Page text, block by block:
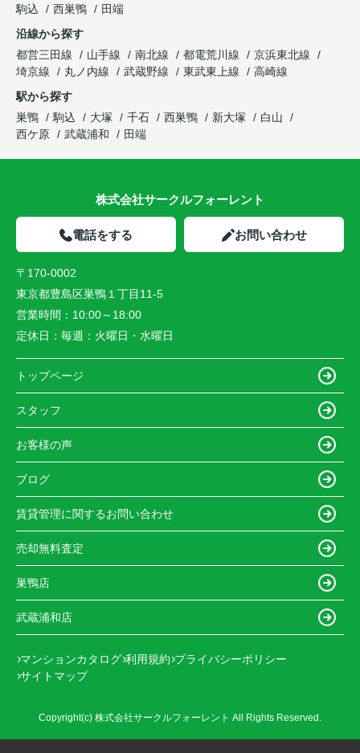
駒込
西巣鴨
田端
沿線から探す
都営三田線
山手線 南北線 都電荒川線
京浜東北線
埼京線
丸ノ内線 武蔵野線 東武東上線
高崎線
駅から探す
巣鴨
駒込 大塚 千石 西巣鴨 新大塚
白山
西ケ原
武蔵浦和 田端
株式会社サークルフォーレント
電話をする お問い合わせ
〒170-0002
東京都豊島区巣鴨１丁目11-5
営業時間： 10:00～18:00
定休日： 毎週：火曜日・水曜日
トップページ
スタッフ
お客様の声
ブログ
賃貸管理に関するお問い合わせ
売却無料査定
巣鴨店
武蔵浦和店
マンションカタログ 利用規約 プライバシーポリシー
サイトマップ
Copyright(c) 株式会社サークルフォーレント All Rights Reserved.